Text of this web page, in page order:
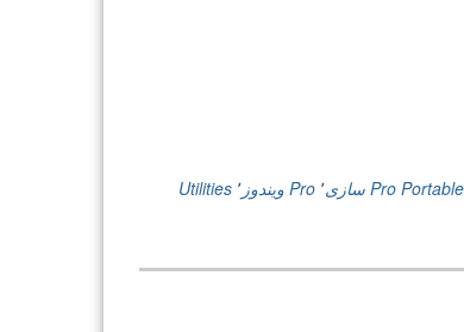
Portable Pro سازی ٬ Pro ویندوز ٬ Utilities